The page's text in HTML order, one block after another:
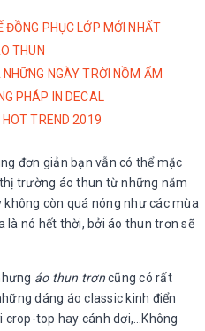
ĐỒNG PHỤC LỚP MỚI NHẤT
THUN
NGÀY TRỜI NỒM ẨM
PHÁP IN DECAL
HOT TREND 2019
đơn giản bạn vẫn có thể mặc
trường áo thun từ những năm
còn quá nóng như các mùa
nó hết thời, bởi áo thun trơn sẽ
áo thun trơncũng có rất
dáng áo classic kinh điển
crop-top hay cánh dơi,…Không